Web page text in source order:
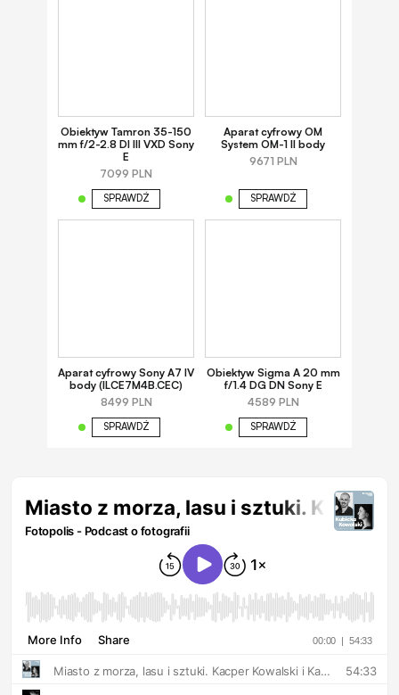
Obiektyw Tamron 35-150
mm f/2-2.8 DI III VXD Sony
E
7099 PLN
SPRAWDŹ
Aparat cyfrowy OM
System OM-1 II body
9671 PLN
SPRAWDŹ
Aparat cyfrowy Sony A7 IV
body (ILCE7M4B.CEC)
8499 PLN
SPRAWDŹ
Obiektyw Sigma A 20 mm
f/1.4 DG DN Sony E
4589 PLN
SPRAWDŹ